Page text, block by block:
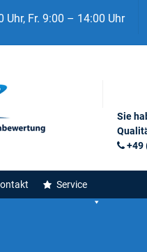
Fr. 9:00 – 14:00 Uhr
Sie
+49
Service